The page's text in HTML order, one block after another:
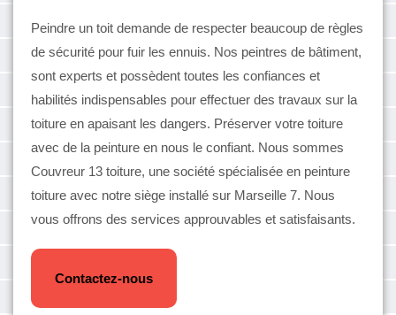
Peindre un toit demande de respecter beaucoup de règles
de sécurité pour fuir les ennuis. Nos peintres de bâtiment,
sont experts et possèdent toutes les confiances et
habilités indispensables pour effectuer des travaux sur la
toiture en apaisant les dangers. Préserver votre toiture
avec de la peinture en nous le confiant. Nous sommes
Couvreur 13 toiture, une société spécialisée en peinture
toiture avec notre siège installé sur Marseille 7. Nous
vous offrons des services approuvables et satisfaisants.
Contactez-nous